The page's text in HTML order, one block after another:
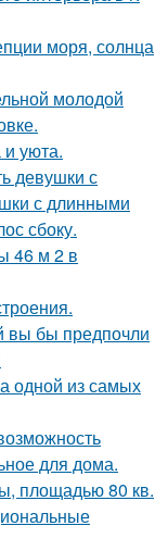
моря, солнца
молодой
уюта.
девушки с
с длинными
сбоку.
46 м 2 в
вы бы предпочли
одной из самых
для дома.
площадью 80 кв.